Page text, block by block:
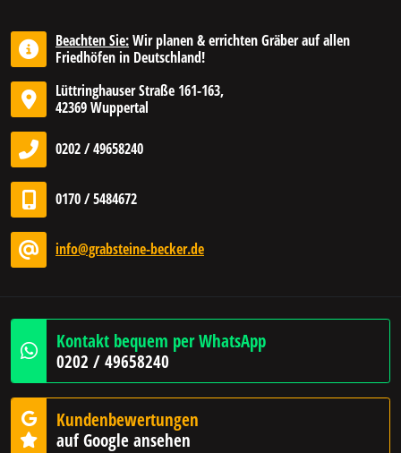
Beachten Sie:Wir planen & errichten Gräber auf allen
Friedhöfen in Deutschland!
Lüttringhauser Straße 161-163,
42369 Wuppertal
0202 / 49658240
0170 / 5484672
info@grabsteine-becker.de
Kontakt bequem per WhatsApp
0202 / 49658240
Kundenbewertungen
auf Google ansehen